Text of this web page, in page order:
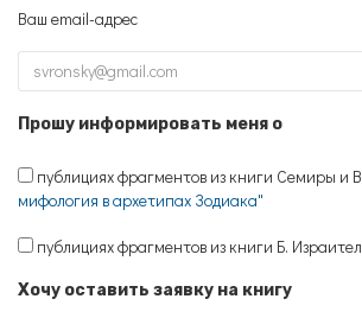
Ваш email-адрес
Прошу информировать меня о
публициях фрагментов из книги Семиры и
мифология в архетипах Зодиака"
публициях фрагментов из книги Б.
Хочу оставить заявку на книгу